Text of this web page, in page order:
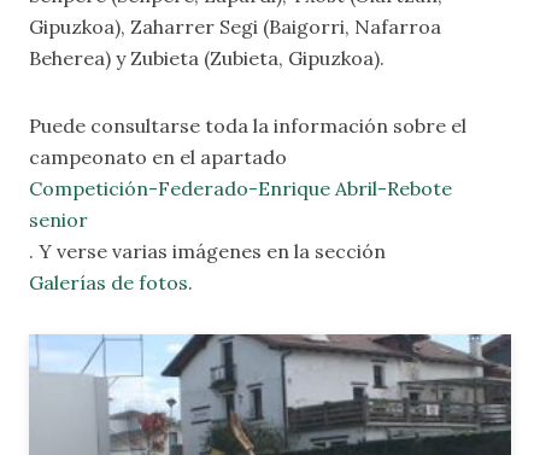
Gipuzkoa), Zaharrer Segi (Baigorri, Nafarroa
Beherea) y Zubieta (Zubieta, Gipuzkoa).
Puede consultarse toda la información sobre el
campeonato en el apartado
Competición-Federado-Enrique Abril-Rebote
senior
. Y verse varias imágenes en la sección
Galerías de fotos.